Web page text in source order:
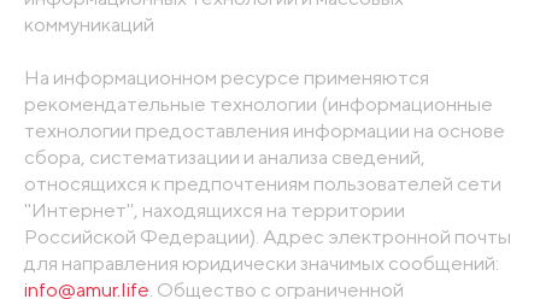
коммуникаций
На информационном ресурсе применяются
рекомендательные технологии (информационные
технологии предоставления информации на основе
сбора, систематизации и анализа сведений,
относящихся к предпочтениям пользователей сети
"Интернет", находящихся на территории
Российской Федерации). Адрес электронной почты
для направления юридически значимых сообщений:
info@amur.life. Общество с ограниченной